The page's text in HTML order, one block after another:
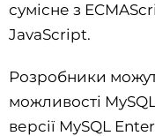
сумісне з
JavaScript.
Розробники
можливості
версії MySQL